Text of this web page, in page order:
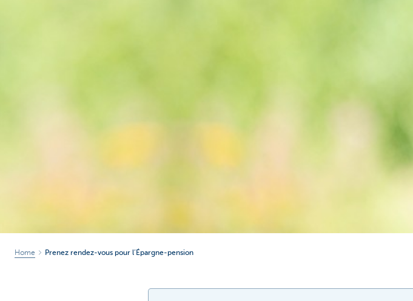
Home Prenez rendez-vous pour l’Épargne-pension